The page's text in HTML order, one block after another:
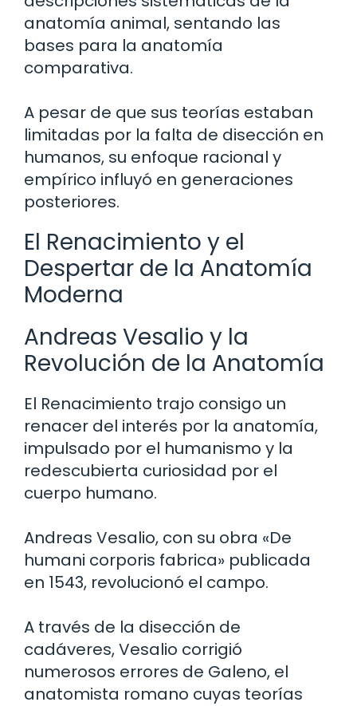
anatomía animal, sentando las
bases para la anatomía
comparativa.
A pesar de que sus teorías estaban
limitadas por la falta de disección en
humanos, su enfoque racional y
empírico influyó en generaciones
posteriores.
El Renacimiento y el
Despertar de la Anatomía
Moderna
Andreas Vesalio y la
Revolución de la Anatomía
El Renacimiento trajo consigo un
renacer del interés por la anatomía,
impulsado por el humanismo y la
redescubierta curiosidad por el
cuerpo humano.
Andreas Vesalio, con su obra «De
humani corporis fabrica» publicada
en 1543, revolucionó el campo.
A través de la disección de
cadáveres, Vesalio corrigió
numerosos errores de Galeno, el
anatomista romano cuyas teorías